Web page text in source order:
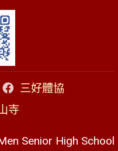
三好體協
寺
Senior High School